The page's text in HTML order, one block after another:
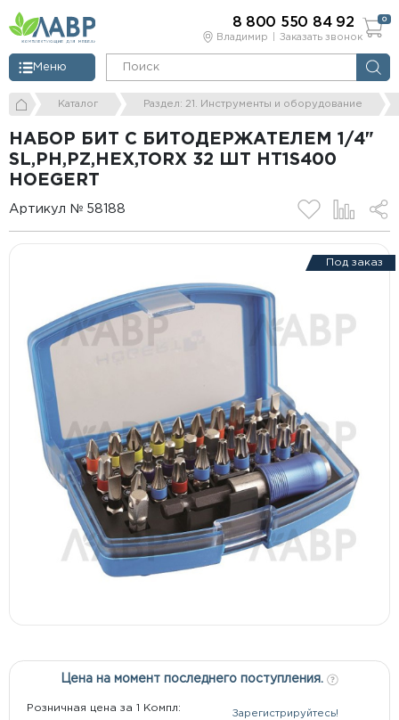
Владимир Заказать звонок
Меню
8 800 550 84 92 0
Каталог Раздел: 21. Инструменты и оборудование
НАБОР БИТ С БИТОДЕРЖАТЕЛЕМ 1/4"
SL,PH,PZ,HEX,TORX 32 ШТ HT1S400
HOEGERT
Артикул № 58188
Под заказ
Цена на момент последнего поступления.
Розничная цена за 1 Компл:
Зарегистрируйтесь!